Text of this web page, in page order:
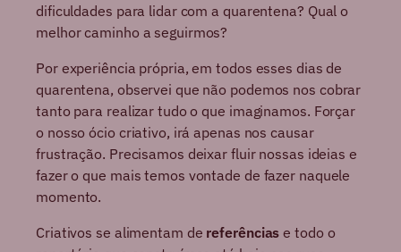
dificuldades para lidar com a quarentena? Qual o
melhor caminho a seguirmos?
Por experiência própria, em todos esses dias de
quarentena, observei que não podemos nos cobrar
tanto para realizar tudo o que imaginamos. Forçar
o nosso ócio criativo, irá apenas nos causar
frustração. Precisamos deixar fluir nossas ideias e
fazer o que mais temos vontade de fazer naquele
momento.
Criativos se alimentam de referências e todo o